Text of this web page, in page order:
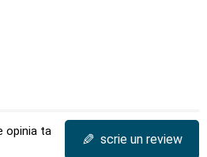
opinia ta
✎ scrie un review